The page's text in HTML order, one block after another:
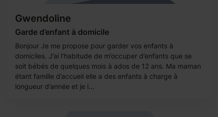
Gwendoline
Garde d’enfant à domicile
Bonjour Je me propose pour garder vos enfants à
domiciles. J’ai l’habitude de m’occuper d’enfants que se
soit bébés de quelques mois à ados de 12 ans. Ma maman
étant famille d’accueil elle a des enfants à charge à
longueur d’année et je l...